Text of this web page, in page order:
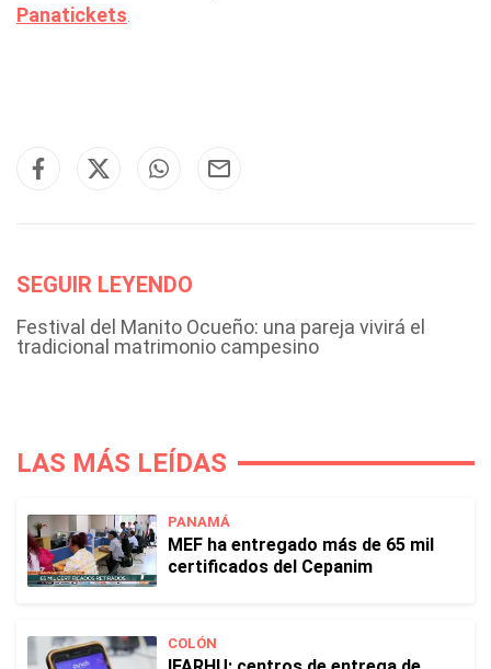
Panatickets
SEGUIR LEYENDO
Festival del Manito Ocueño: una pareja vivirá el
tradicional matrimonio campesino
LAS MÁS LEÍDAS
PANAMÁ
MEF ha entregado más de 65 mil
certificados del Cepanim
COLÓN